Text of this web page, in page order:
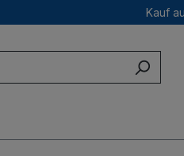
Kauf